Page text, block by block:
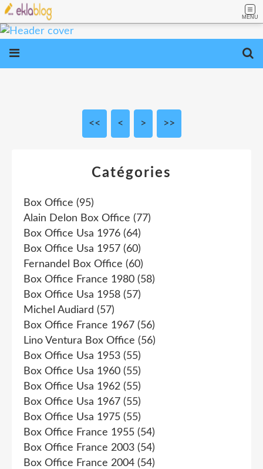
MENU
<< < > >>
Catégories
Box Office (95)
Alain Delon Box Office (77)
Box Office Usa 1976 (64)
Box Office Usa 1957 (60)
Fernandel Box Office (60)
Box Office France 1980 (58)
Box Office Usa 1958 (57)
Michel Audiard (57)
Box Office France 1967 (56)
Lino Ventura Box Office (56)
Box Office Usa 1953 (55)
Box Office Usa 1960 (55)
Box Office Usa 1962 (55)
Box Office Usa 1967 (55)
Box Office Usa 1975 (55)
Box Office France 1955 (54)
Box Office France 2003 (54)
Box Office France 2004 (54)